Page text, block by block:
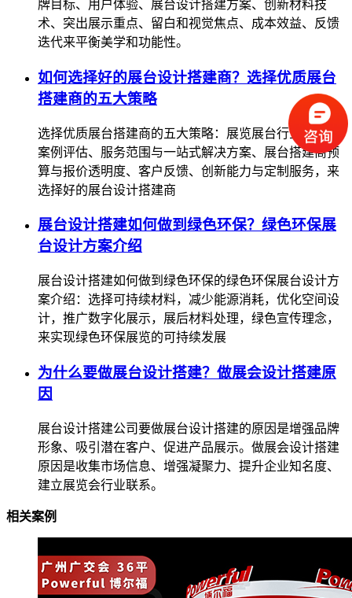
牌目标、用户体验、展台设计搭建方案、创新材料技
术、突出展示重点、留白和视觉焦点、成本效益、反馈
迭代来平衡美学和功能性。
如何选择好的展台设计搭建商？选择优质展台
搭建商的五大策略
选择优质展台搭建商的五大策略：展览展台行业经验与
案例评估、服务范围与一站式解决方案、展台搭建商预
算与报价透明度、客户反馈、创新能力与定制服务，来
选择好的展台设计搭建商
展台设计搭建如何做到绿色环保？绿色环保展
台设计方案介绍
展台设计搭建如何做到绿色环保的绿色环保展台设计方
案介绍：选择可持续材料，减少能源消耗，优化空间设
计，推广数字化展示，展后材料处理，绿色宣传理念，
来实现绿色环保展览的可持续发展
为什么要做展台设计搭建？做展会设计搭建原
因
展台设计搭建公司要做展台设计搭建的原因是增强品牌
形象、吸引潜在客户、促进产品展示。做展会设计搭建
原因是收集市场信息、增强凝聚力、提升企业知名度、
建立展览会行业联系。
相关案例